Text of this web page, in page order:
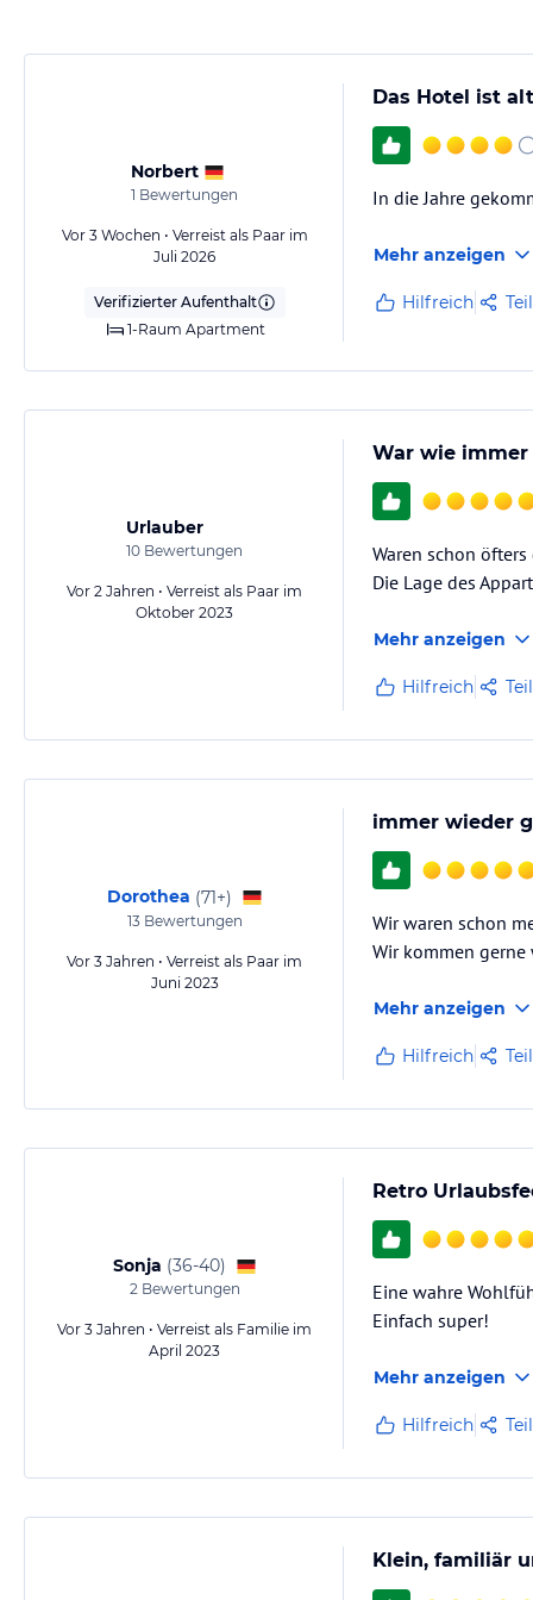
Schwimmbad und unserem mediterranen Traum- Park.
Keine Restauration im Haus. In unmittelbarer Nähe befinden sich
Spezialitäten, sowie italienische Restaurants, typische Gasthäuser,
In der Unterkunft gibt es einen kostenlosen Fahrradverleih, einen
Allgemeine und unverbindliche Hoteliers-/Veranstalter-/
Gewähr und ohne Prüfung durch HolidayCheck. Bitte lies vor der
Norbert
1 Bewertungen
Vor 3 Wochen • Verreist als Paar im
Juli 2026
Verifizierter Aufenthalt
1-Raum Apartment
Das Hotel ist
In die Jahre
Mehr anzeigen
Hilfreich
Urlauber
10 Bewertungen
Vor 2 Jahren • Verreist als Paar im
Oktober 2023
War wie immer
Waren schon
Die Lage des
Mehr anzeigen
Hilfreich
Dorothea (71+)
13Bewertungen
Vor 3 Jahren • Verreist als Paar im
Juni 2023
immer wieder
Wir waren schon
Wir kommen
Mehr anzeigen
Hilfreich
Sonja (36-40)
2Bewertungen
Vor 3 Jahren • Verreist als Familie im
April 2023
Retro
Eine wahre
Einfach super!
Mehr anzeigen
Hilfreich
Klein, familiär